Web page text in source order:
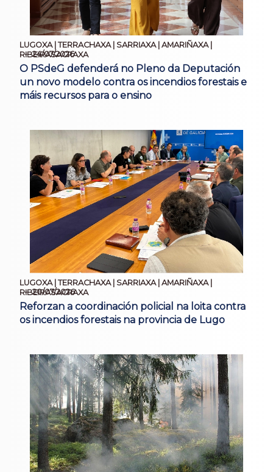
LUGOXA | TERRACHAXA | SARRIAXA | AMARIÑAXA |
RIBEIRASACRAXA
24/07/2026
O PSdeG defenderá no Pleno da Deputación
un novo modelo contra os incendios forestais e
máis recursos para o ensino
LUGOXA | TERRACHAXA | SARRIAXA | AMARIÑAXA |
RIBEIRASACRAXA
20/07/2026
Reforzan a coordinación policial na loita contra
os incendios forestais na provincia de Lugo